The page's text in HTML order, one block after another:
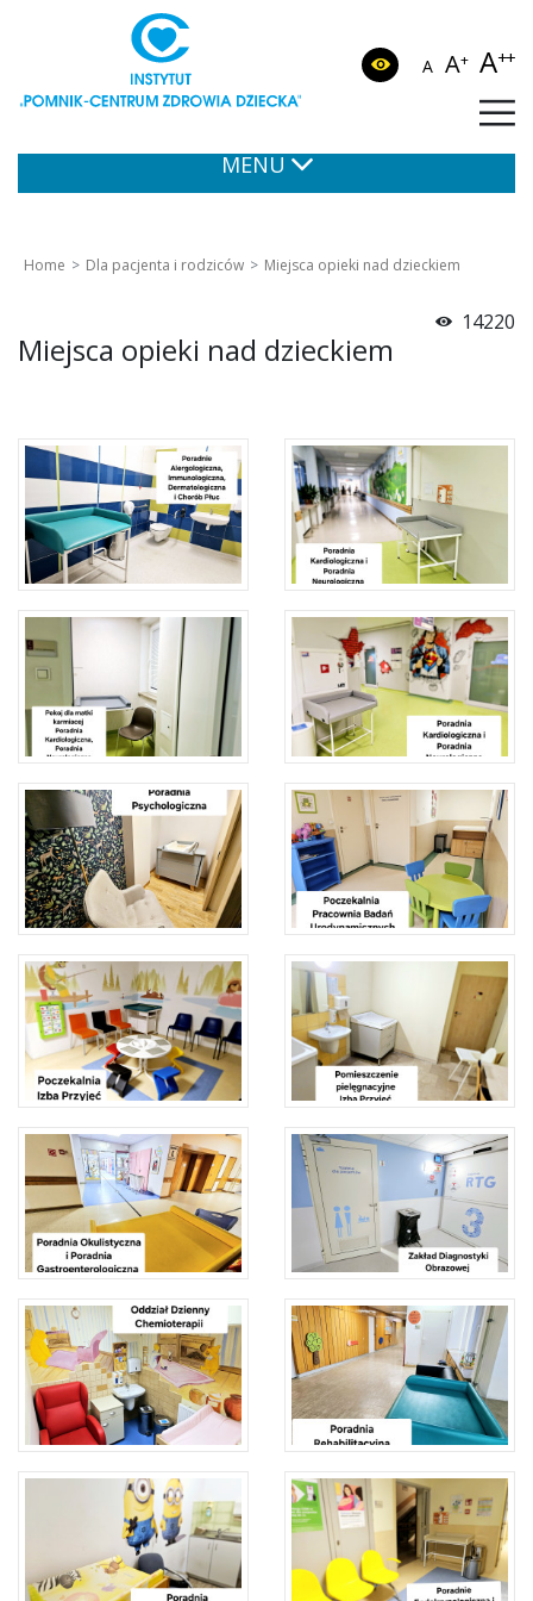
A A+ A++
MENU
Home Dla pacjenta i rodziców Miejsca opieki nad dzieckiem
14220
Miejsca opieki nad dzieckiem